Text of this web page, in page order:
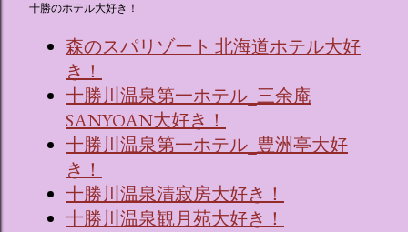
十勝のホテル大好き！
森のスパリゾート 北海道ホテル大好
き！
十勝川温泉第一ホテル_三余庵
SANYOAN大好き！
十勝川温泉第一ホテル_豊洲亭大好
き！
十勝川温泉清寂房大好き！
十勝川温泉観月苑大好き！